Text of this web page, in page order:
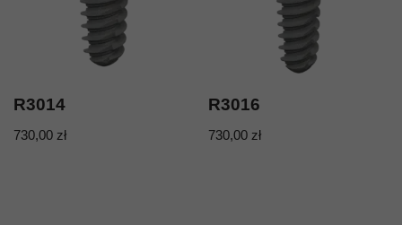
R3014
730,00 zł
R3016
730,00 zł